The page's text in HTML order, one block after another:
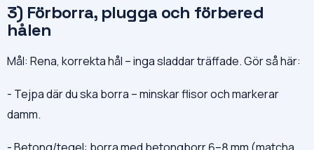
3) Förborra, plugga och förbered
hålen
Mål: Rena, korrekta hål – inga sladdar träffade. Gör så här:
- Tejpa där du ska borra – minskar flisor och markerar
damm.